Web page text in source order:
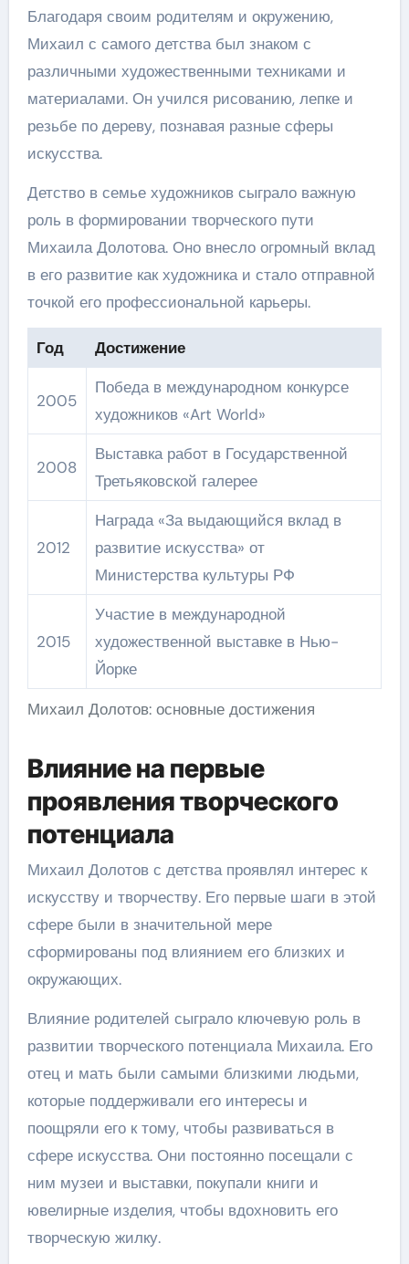
Благодаря своим родителям и окружению,
Михаил с самого детства был знаком с
различными художественными техниками и
материалами. Он учился рисованию, лепке и
резьбе по дереву, познавая разные сферы
искусства.
Детство в семье художников сыграло важную
роль в формировании творческого пути
Михаила Долотова. Оно внесло огромный вклад
в его развитие как художника и стало отправной
точкой его профессиональной карьеры.
Михаил Долотов: основные достижения
Год Достижение
2005
Победа в международном конкурсе
художников «Art World»
2008
Выставка работ в Государственной
Третьяковской галерее
2012
Награда «За выдающийся вклад в
развитие искусства» от
Министерства культуры РФ
2015
Участие в международной
художественной выставке в Нью-
Йорке
Влияние на первые
проявления творческого
потенциала
Михаил Долотов с детства проявлял интерес к
искусству и творчеству. Его первые шаги в этой
сфере были в значительной мере
сформированы под влиянием его близких и
окружающих.
Влияние родителей сыграло ключевую роль в
развитии творческого потенциала Михаила. Его
отец и мать были самыми близкими людьми,
которые поддерживали его интересы и
поощряли его к тому, чтобы развиваться в
сфере искусства. Они постоянно посещали с
ним музеи и выставки, покупали книги и
ювелирные изделия, чтобы вдохновить его
творческую жилку.